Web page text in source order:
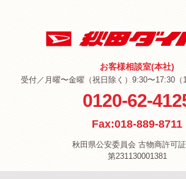
お客様相談室(本社)
受付／月曜〜金曜（祝日除く）9:30〜17:30（
0120-62-
Fax:018-889-8711
秋田県公安委員会 古物商許可
第231130001381